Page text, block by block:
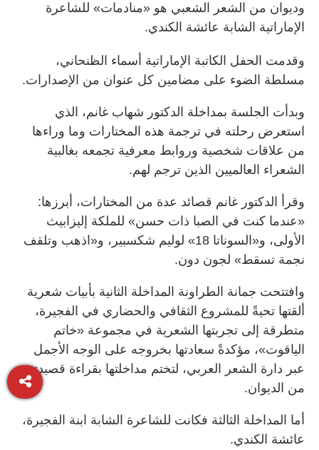
وديوان من الشعر الشعبي هو «منادمات» للشاعرة
الإماراتية الشابة عائشة الكندي.
وقدمت الحفل الكاتبة الإماراتية أسماء الظنحاني،
مسلطة الضوء على مضامين كل عنوان من الإصدارات.
وبدأت الجلسة بمداخلة الدكتور شهاب غانم، الذي
استعرض رحلته في ترجمة هذه المختارات وما وراءها
من علاقات شخصية وروابط معرفية تجمعه بغالبية
الشعراء العالميين الذين ترجم لهم.
وقرأ الدكتور غانم قصائد عدة من المختارات، أبرزها:
«عندما كنت في الصبا ذات حسن» للملكة إليزابيث
الأولى، و«السوناتا 18» لوليم شكسبير، و«اذهب وتلقف
نجمة تسقط» لجون دون.
وافتتحت جمانة الطراونة المداخلة الثانية بأبيات شعرية
ألقتها تحيةً للمشروع الثقافي والحضاري في الفجيرة،
متطرقة إلى تجربتها الشعرية في مجموعة «خاتم
الياقوت»، مؤكدةً سعادتها بخروجه على الوجه الأجمل
عبر دارة الشعر العربي، لتختم مداخلتها بقراءة قصيدتين
من الديوان.
أما المداخلة الثالثة فكانت للشاعرة الشابة ابنة الفجيرة،
عائشة الكندي.